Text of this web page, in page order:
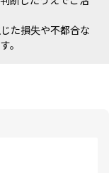
た損失や不都合な
。